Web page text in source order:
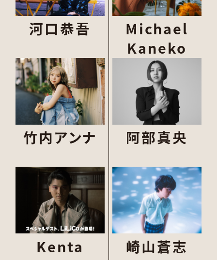
河口恭吾
竹内アンナ
Kenta
Michael
Kaneko
阿部真央
崎山蒼志